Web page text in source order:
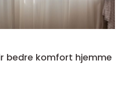
bedre komfort hjemme